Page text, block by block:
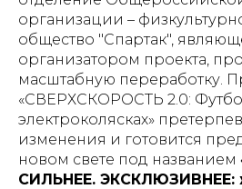
организации –
общество "Спартак",
организатором проекта,
масштабную переработку.
«СВЕРХСКОРОСТЬ 2.0:
электроколясках»
изменения и готовится
новом свете под названием
СИЛЬНЕЕ. ЭКСКЛЮЗИВНЕЕ: